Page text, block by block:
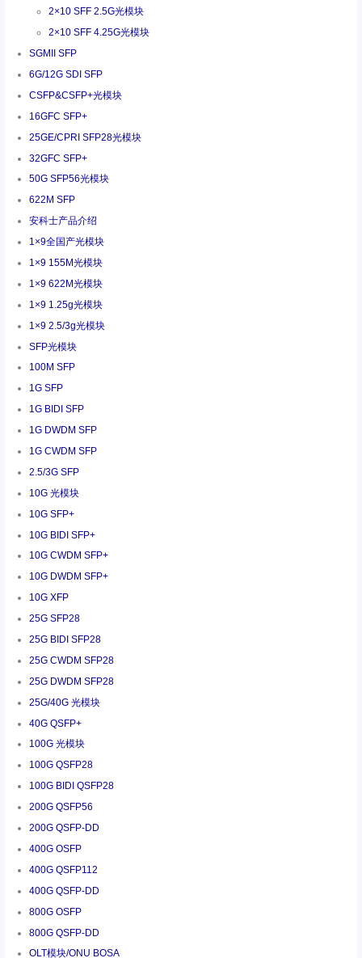
2×10 SFF 2.5G光模块
2×10 SFF 4.25G光模块
SGMII SFP
6G/12G SDI SFP
CSFP&CSFP+光模块
16GFC SFP+
25GE/CPRI SFP28光模块
32GFC SFP+
50G SFP56光模块
622M SFP
安科士产品介绍
1×9全国产光模块
1×9 155M光模块
1×9 622M光模块
1×9 1.25g光模块
1×9 2.5/3g光模块
SFP光模块
100M SFP
1G SFP
1G BIDI SFP
1G DWDM SFP
1G CWDM SFP
2.5/3G SFP
10G 光模块
10G SFP+
10G BIDI SFP+
10G CWDM SFP+
10G DWDM SFP+
10G XFP
25G SFP28
25G BIDI SFP28
25G CWDM SFP28
25G DWDM SFP28
25G/40G 光模块
40G QSFP+
100G 光模块
100G QSFP28
100G BIDI QSFP28
200G QSFP56
200G QSFP-DD
400G OSFP
400G QSFP112
400G QSFP-DD
800G OSFP
800G QSFP-DD
OLT模块/ONU BOSA